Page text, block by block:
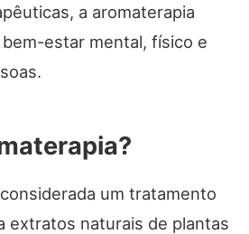
a aromaterapia
estar mental, físico e
um tratamento
extratos naturais de plantas